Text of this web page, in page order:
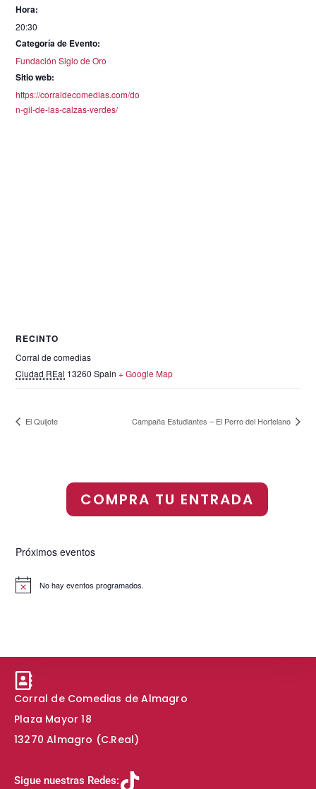
Hora:
20:30
Categoría de Evento:
Fundación Siglo de Oro
Sitio web:
https://corraldecomedias.com/do
n-gil-de-las-calzas-verdes/
RECINTO
Corral de comedias
Ciudad REal 13260 Spain + Google Map
El Quijote Campaña Estudiantes – El Perro del Hortelano
COMPRA TU ENTRADA
Próximos eventos
No hay eventos programados.
Corral de Comedias de Almagro
Plaza Mayor 18
13270 Almagro (C.Real)
Sigue nuestras Redes: